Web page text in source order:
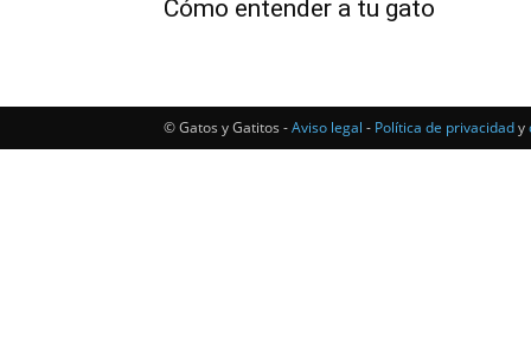
Cómo entender a tu gato
© Gatos y Gatitos -Aviso legal - Política de privacidady